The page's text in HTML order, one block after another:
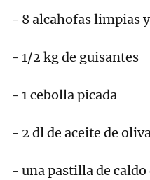
- 8 alcahofas limpias
- 1/2 kg de guisantes
- 1 cebolla picada
- 2 dl de aceite de
- una pastilla de caldo